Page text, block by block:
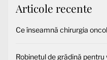
Articole recente
Ce înseamnă chirurgia
Robinetul de grădină